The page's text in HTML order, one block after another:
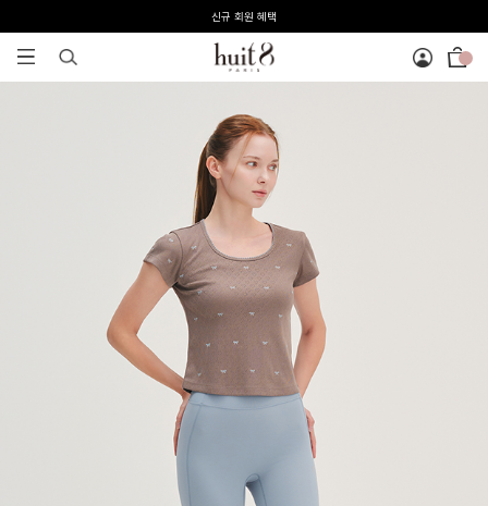
전 회원 무료배송 / 1회 사이즈 교환 무료